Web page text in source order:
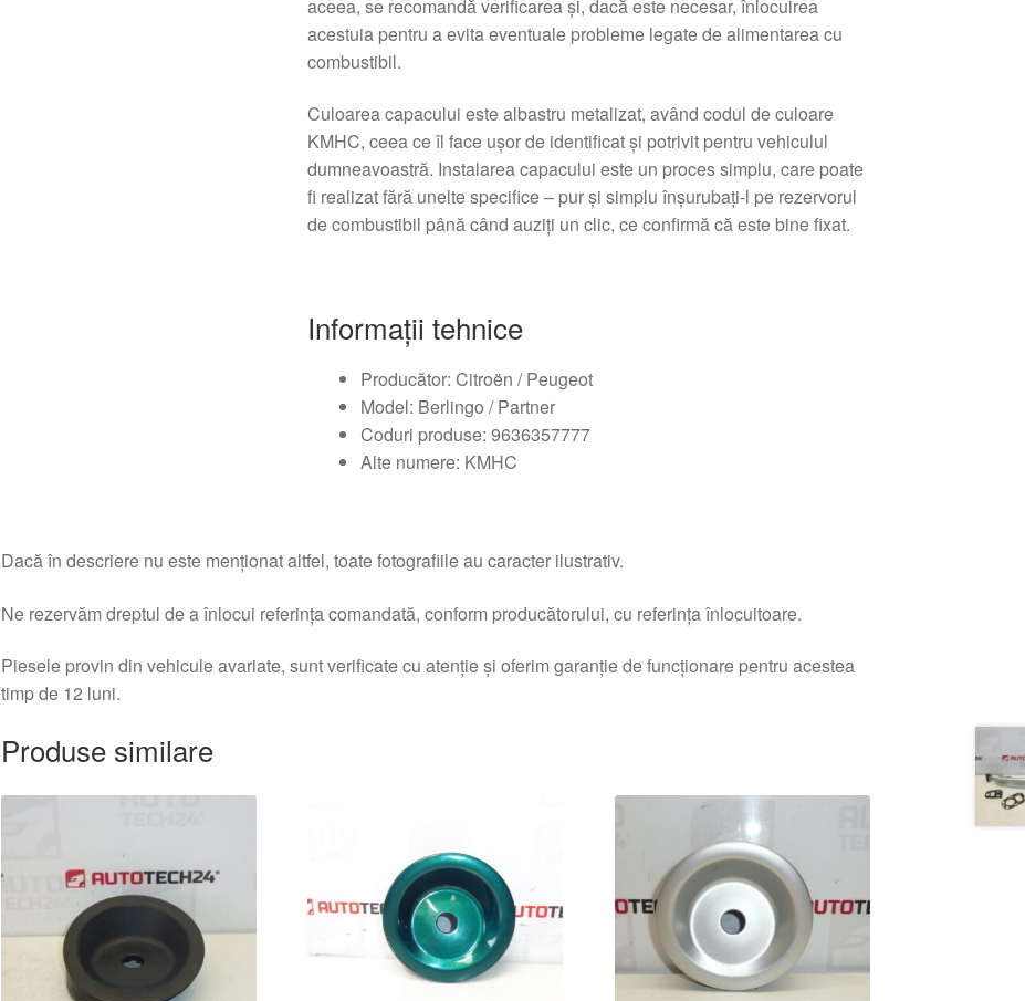
aceea, se recomandă verificarea și, dacă este necesar, înlocuirea
acestuia pentru a evita eventuale probleme legate de alimentarea cu
combustibil.
Culoarea capacului este albastru metalizat, având codul de culoare
KMHC, ceea ce îl face ușor de identificat și potrivit pentru vehiculul
dumneavoastră. Instalarea capacului este un proces simplu, care poate
fi realizat fără unelte specifice – pur și simplu înșurubați-l pe rezervorul
de combustibil până când auziți un clic, ce confirmă că este bine fixat.
Informații tehnice
Producător: Citroën / Peugeot
Model: Berlingo / Partner
Coduri produse: 9636357777
Alte numere: KMHC
Dacă în descriere nu este menționat altfel, toate fotografiile au caracter ilustrativ.
Ne rezervăm dreptul de a înlocui referința comandată, conform producătorului, cu referința înlocuitoare.
Piesele provin din vehicule avariate, sunt verificate cu atenție și oferim garanție de funcționare pentru acestea
timp de 12 luni.
Produse similare